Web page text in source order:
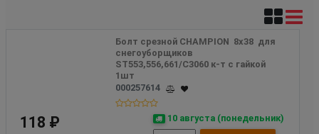
Болт срезной CHAMPION  8х38  для
снегоуборщиков
ST553,556,661/C3060 к-т с гайкой
1шт
000257614
118 ₽ 10 августа (понедельник)